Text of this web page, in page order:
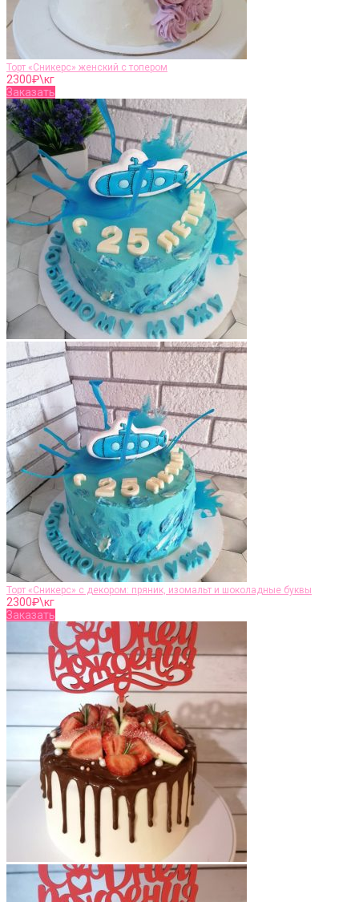
Торт «Сникерс» женский с топером
2300₽\кг
Заказать
Торт «Сникерс» с декором: пряник, изомальт и шоколадные буквы
2300₽\кг
Заказать